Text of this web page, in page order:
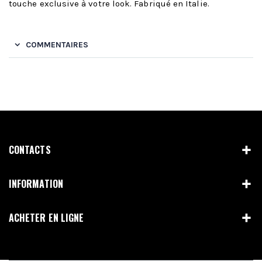
touche exclusive à votre look. Fabriqué en Italie.
COMMENTAIRES
CONTACTS
INFORMATION
ACHETER EN LIGNE